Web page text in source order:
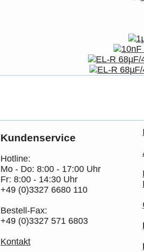
Kundenservice
Hotline:
Mo - Do: 8:00 - 17:00 Uhr
Fr: 8:00 - 14:30 Uhr
+49 (0)3327 6680 110
Bestell-Fax:
+49 (0)3327 571 6803
Kontakt